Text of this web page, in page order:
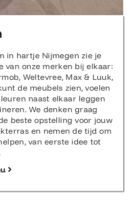
in hartje Nijmegen zie je
van onze merken bij elkaar:
Weltevree, Max & Luuk,
de meubels zien, voelen
naast elkaar leggen
We denken graag
beste opstelling voor jouw
en nemen de tijd om
van eerste idee tot